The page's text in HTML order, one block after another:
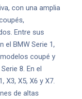
con una amplia
Entre sus
el BMW Serie 1,
coupé y
8. En el
X3, X5, X6 y X7.
de altas